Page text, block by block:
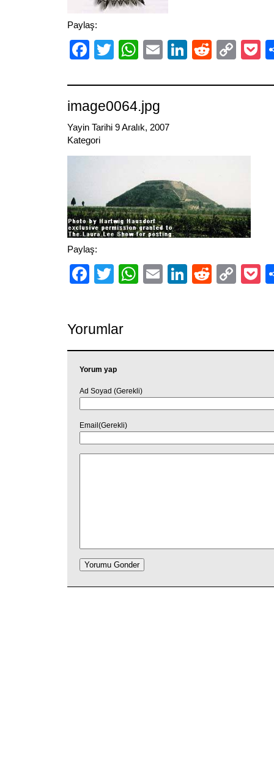
Paylaş:
Facebook
TwitterWhatsApp
EmailLinkedIn
Reddit
image0064.jpg
Yayin Tarihi 9 Aralık, 2007
Kategori
Paylaş:
Facebook
TwitterWhatsApp
EmailLinkedIn
Reddit
Yorumlar
Yorum yap
Ad Soyad (Gerekli)
Email(Gerekli)